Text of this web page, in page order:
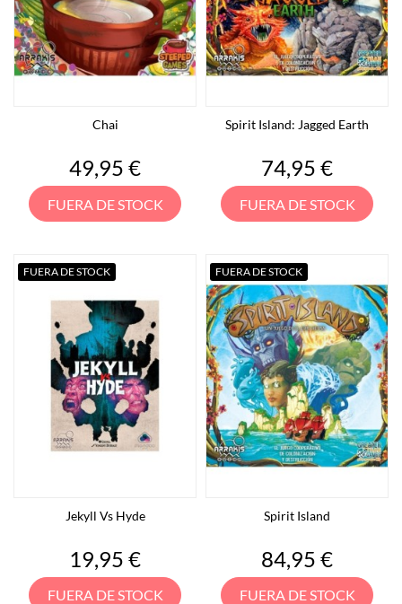
Chai
Precio
49,95 €
FUERA DE STOCK
Spirit Island: Jagged Earth
Precio
74,95 €
FUERA DE STOCK
Jekyll Vs Hyde
Precio
19,95 €
FUERA DE STOCK
FUERA DE STOCK
Spirit Island
Precio
84,95 €
FUERA DE STOCK
FUERA DE STOCK